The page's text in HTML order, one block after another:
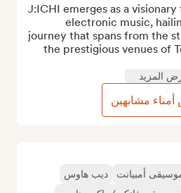
أمبيانت
ديب هاوس
U:ICHI emerges as a
electronic music,
journey that spans from the
the prestigious venues of
المزيد
مشابهين